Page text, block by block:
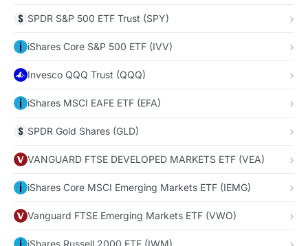
SPDR S&P 500 ETF Trust (SPY)
iShares Core S&P 500 ETF (IVV)
Invesco QQQ Trust (QQQ)
iShares MSCI EAFE ETF (EFA)
SPDR Gold Shares (GLD)
VANGUARD FTSE DEVELOPED MARKETS ETF (VEA)
iShares Core MSCI Emerging Markets ETF (IEMG)
Vanguard FTSE Emerging Markets ETF (VWO)